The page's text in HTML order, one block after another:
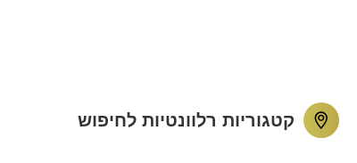
קטגוריות רלוונטיות לחיפוש